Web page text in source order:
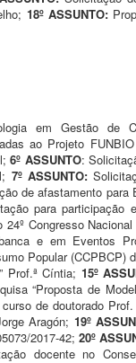
18º ASSUNTO:
em Gestão de
ao Projeto
6º ASSUNTO:
7º ASSUNTO:
de afastamento para
para participação
Congresso
e em Eventos
Popular (CCPBCP)
Prof.ª Cíntia; 15º
“Proposta de
de doutorado
Aragón; 19º
2017-42; 20º
docente no